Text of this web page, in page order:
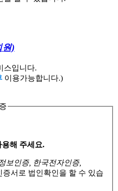
원)
스입니다.
이용가능합니다.)
해 주세요.
보인증, 한국전자인증,
증서로 법인확인을 할 수 있습